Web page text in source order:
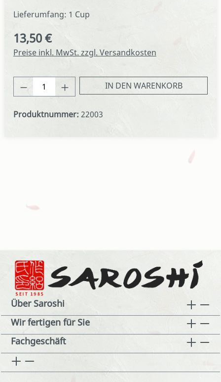
Lieferumfang: 1 Cup
Regulärer Preis:
13,50 €
Preise inkl. MwSt. zzgl. Versandkosten
Produkt Anzahl: Gib denIN DEN WARENKORB
Produktnummer: 22003
Über Saroshi
Wir fertigen für Sie
Fachgeschäft